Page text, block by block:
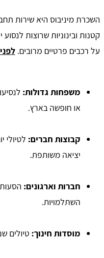
השכרת מיניבוס היא שירות
קטנות ובינוניות שרוצות
על רכבים פרטיים מרובים.
משפחות גדולות:
או חופשה בארץ.
קבוצות חברים: לטיולי
יציאה משותפת.
חברות וארגונים: הסעות
השתלמויות.
מוסדות חינוך: טיולים